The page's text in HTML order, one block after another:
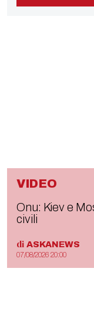
VIDEO
Onu: Kiev e
civili
di ASKANEWS
07/08/2026 20:00